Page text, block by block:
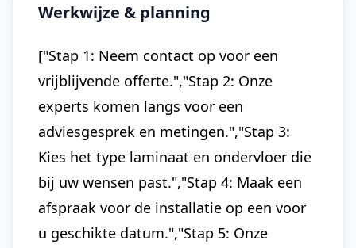
Werkwijze & planning
["Stap 1: Neem contact op voor een
vrijblijvende offerte.","Stap 2: Onze
experts komen langs voor een
adviesgesprek en metingen.","Stap 3:
Kies het type laminaat en ondervloer die
bij uw wensen past.","Stap 4: Maak een
afspraak voor de installatie op een voor
u geschikte datum.","Stap 5: Onze